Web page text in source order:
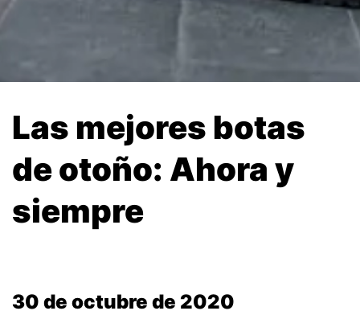
Las mejores botas
de otoño: Ahora y
siempre
30 de octubre de 2020